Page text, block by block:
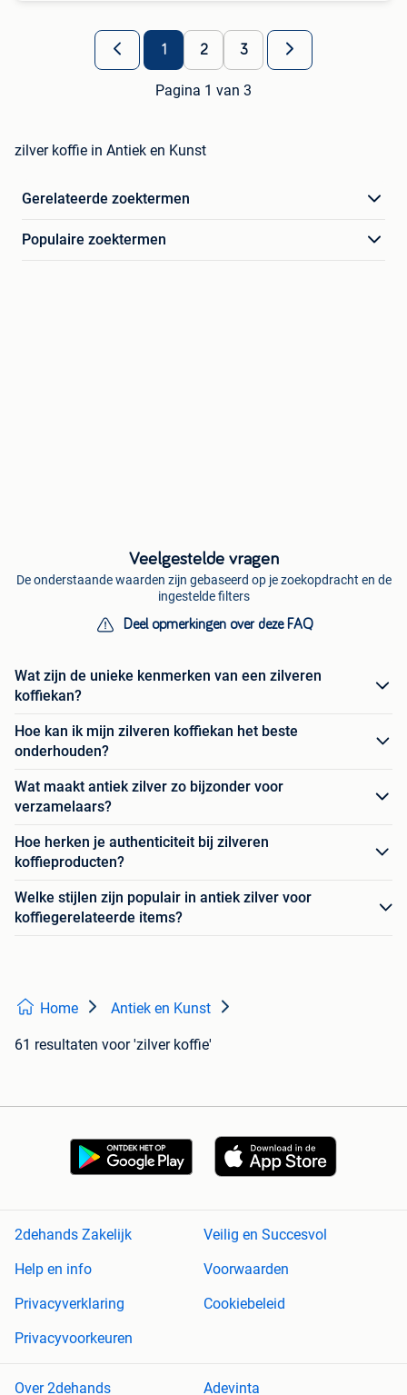
1 2 3
Pagina 1 van 3
zilver koffie in Antiek en Kunst
Gerelateerde zoektermen
Populaire zoektermen
Veelgestelde vragen
De onderstaande waarden zijn gebaseerd op je zoekopdracht en de
ingestelde filters
Deel opmerkingen over deze FAQ
Wat zijn de unieke kenmerken van een zilveren
koffiekan?
Hoe kan ik mijn zilveren koffiekan het beste
onderhouden?
Wat maakt antiek zilver zo bijzonder voor
verzamelaars?
Hoe herken je authenticiteit bij zilveren
koffieproducten?
Welke stijlen zijn populair in antiek zilver voor
koffiegerelateerde items?
Home Antiek en Kunst
61 resultaten voor 'zilver koffie'
2dehands Zakelijk
Veilig en Succesvol
Help en info
Voorwaarden
Privacyverklaring
Cookiebeleid
Privacyvoorkeuren
Over 2dehands Adevinta